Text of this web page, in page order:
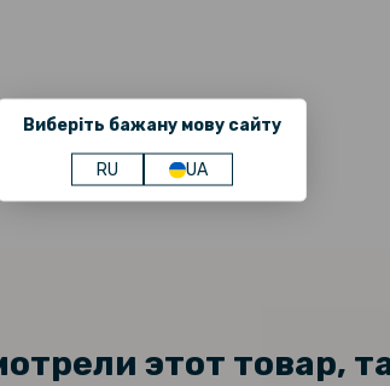
Виберіть бажану мову сайту
RU UA
этот товар,